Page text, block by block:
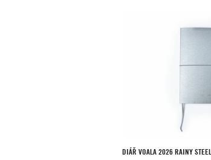
DIÁŘ VOALA 2026 RAINY STEEL